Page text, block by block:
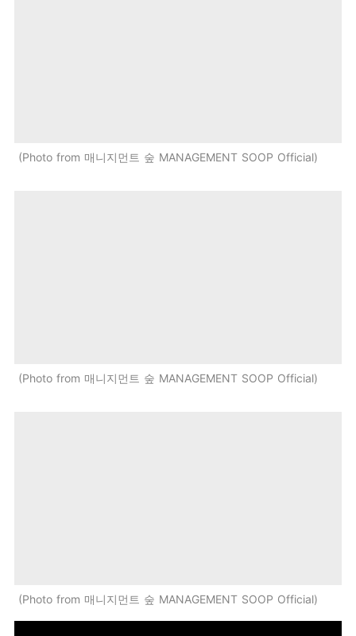
Photo from 매니지먼트 숲 MANAGEMENT SOOP Official
Photo from 매니지먼트 숲 MANAGEMENT SOOP Official
Photo from 매니지먼트 숲 MANAGEMENT SOOP Official